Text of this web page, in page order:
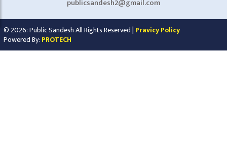
publicsandesh2@gmail.com
© 2026: Public Sandesh All Rights Reserved | Pravicy Policy
Powered By: PROTECH